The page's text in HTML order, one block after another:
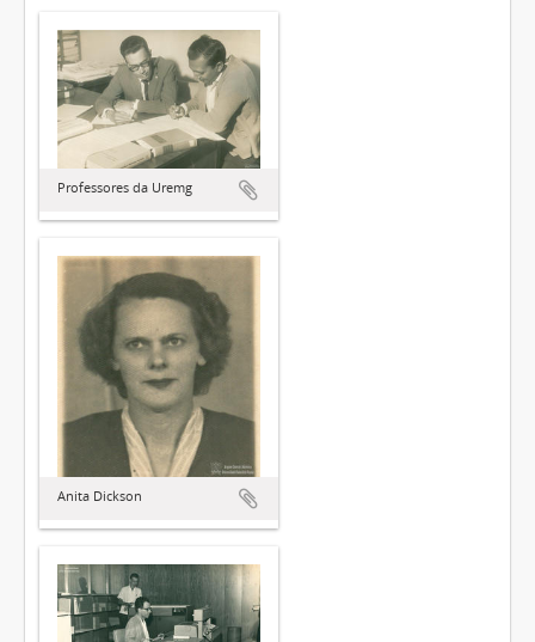
Professores da Uremg
Anita Dickson